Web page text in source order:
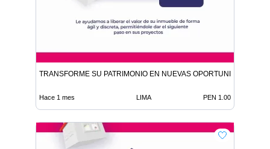
TRANSFORME SU PATRIMONIO EN NUEVAS OPORTUNIDADES
Hace 1 mes LIMA PEN 1.00